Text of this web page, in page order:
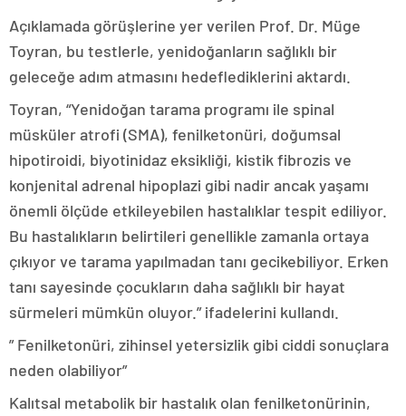
Açıklamada görüşlerine yer verilen Prof. Dr. Müge
Toyran, bu testlerle, yenidoğanların sağlıklı bir
geleceğe adım atmasını hedeflediklerini aktardı.
Toyran, “Yenidoğan tarama programı ile spinal
müsküler atrofi (SMA), fenilketonüri, doğumsal
hipotiroidi, biyotinidaz eksikliği, kistik fibrozis ve
konjenital adrenal hipoplazi gibi nadir ancak yaşamı
önemli ölçüde etkileyebilen hastalıklar tespit ediliyor.
Bu hastalıkların belirtileri genellikle zamanla ortaya
çıkıyor ve tarama yapılmadan tanı gecikebiliyor. Erken
tanı sayesinde çocukların daha sağlıklı bir hayat
sürmeleri mümkün oluyor.” ifadelerini kullandı.
” Fenilketonüri, zihinsel yetersizlik gibi ciddi sonuçlara
neden olabiliyor”
Kalıtsal metabolik bir hastalık olan fenilketonürinin,